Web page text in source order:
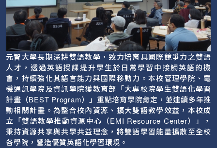
元智大學長期深耕雙語教學，致力培育具國際競爭力之雙語
人才，透過英語授課提升學生於日常學習中接觸英語的機
會，持續強化其語言能力與國際移動力。本校管理學院、電
機通訊學院及資訊學院獲教育部「大專校院學生雙語化學習
計畫（BEST Program）」重點培育學院肯定，並連續多年推
動相關計畫。為整合校內資源、擴大雙語教學效益，本校成
立「雙語教學推動資源中心（EMI Resource Center）」，
秉持資源共享與共學共益理念，將雙語學習能量擴散至全校
各學院，營造優質英語化學習環境。